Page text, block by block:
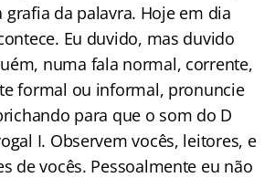
da palavra. Hoje em dia
Eu duvido, mas duvido
numa fala normal, corrente,
formal ou informal, pronuncie
para que o som do D
I. Observem vocês, leitores, e
de vocês. Pessoalmente eu não